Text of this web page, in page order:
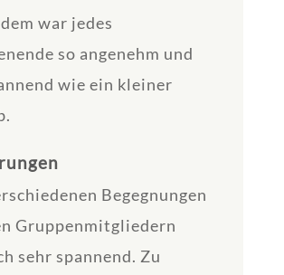
war jedes
so angenehm und
wie ein kleiner
Begegnungen
Gruppenmitgliedern
sehr spannend. Zu